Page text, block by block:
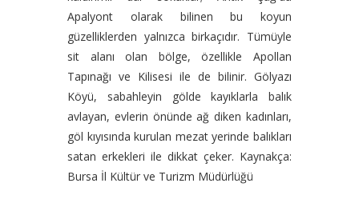
Apalyont olarak bilinen bu koyun
güzelliklerden yalnızca birkaçıdır. Tümüyle
sit alanı olan bölge, özellikle Apollan
Tapınağı ve Kilisesi ile de bilinir. Gölyazı
Köyü, sabahleyin gölde kayıklarla balık
avlayan, evlerin önünde ağ diken kadınları,
göl kıyısında kurulan mezat yerinde balıkları
satan erkekleri ile dikkat çeker. Kaynakça:
Bursa İl Kültür ve Turizm Müdürlüğü